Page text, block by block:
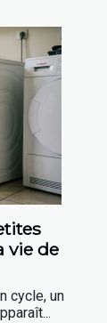
vie de
cycle, un